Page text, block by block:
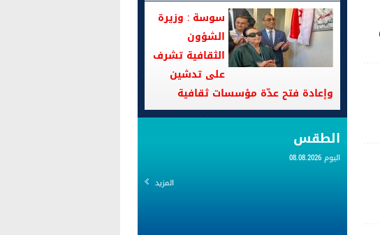
سوسة : وزيرة
الشؤون
الثقافية تشرف
على تدشين
وإعادة فتح عدّة مؤسسات ثقافية
الطقس
اليوم 08.08.2026
المزيد